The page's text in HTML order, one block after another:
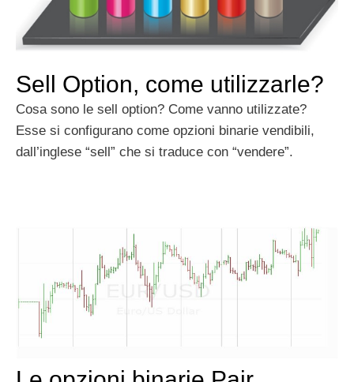
Sell Option, come utilizzarle?
Cosa sono le sell option? Come vanno utilizzate?
Esse si configurano come opzioni binarie vendibili,
dall’inglese “sell” che si traduce con “vendere”.